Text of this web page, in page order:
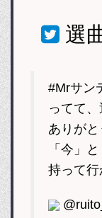
選
#Mrサン
ってて
ありが
「今」
持って